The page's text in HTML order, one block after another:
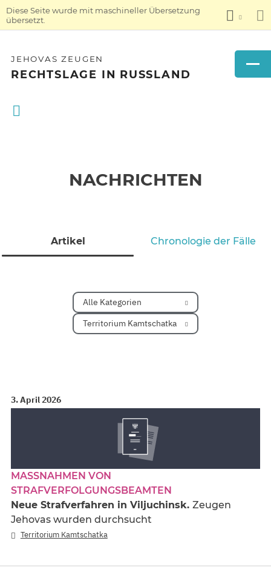
Diese Seite wurde mit maschineller Übersetzung
übersetzt.
JEHOVAS ZEUGEN
RECHTSLAGE IN RUSSLAND
NACHRICHTEN
Artikel Chronologie der Fälle
Alle Kategorien
Territorium Kamtschatka
3. April 2026
MASSNAHMEN VON S
TRAFVERFOLGUNGSBEAMTEN
Neue Strafverfahren in Viljuchinsk. Zeugen
Jehovas wurden durchsucht
Territorium Kamtschatka